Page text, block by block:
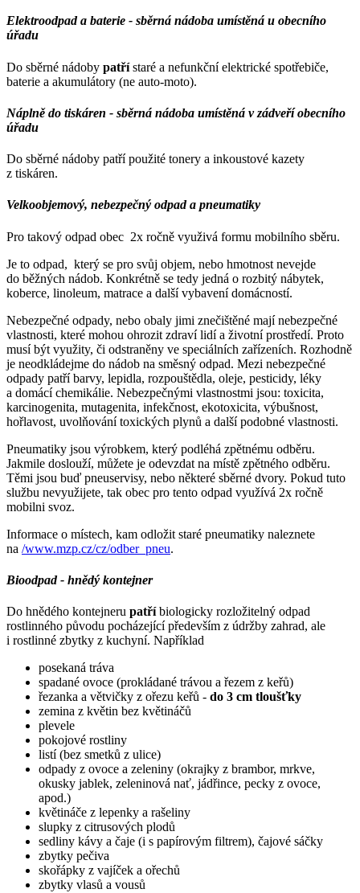
Elektroodpad a baterie - sběrná nádoba umístěná u obecního
úřadu
Do sběrné nádoby patřístaré a nefunkční elektrické spotřebiče,
baterie a akumulátory (ne auto-moto).
Náplně do tiskáren - sběrná nádoba umístěná v zádveří obecního
úřadu
Do sběrné nádoby patří použité tonery a inkoustové kazety
z tiskáren.
Velkoobjemový, nebezpečný odpad a pneumatiky
Pro takový odpad obec 2x ročně využivá formu mobilního sběru.
Je to odpad, který se pro svůj objem, nebo hmotnost nevejde
do běžných nádob. Konkrétně se tedy jedná o rozbitý nábytek,
koberce, linoleum, matrace a další vybavení domácností.
Nebezpečné odpady, nebo obaly jimi znečištěné mají nebezpečné
vlastnosti, které mohou ohrozit zdraví lidí a životní prostředí. Proto
musí být využity, či odstraněny ve speciálních zařízeních. Rozhodně
je neodkládejme do nádob na směsný odpad. Mezi nebezpečné
odpady patří barvy, lepidla, rozpouštědla, oleje, pesticidy, léky
a domácí chemikálie. Nebezpečnými vlastnostmi jsou: toxicita,
karcinogenita, mutagenita, infekčnost, ekotoxicita, výbušnost,
hořlavost, uvolňování toxických plynů a další podobné vlastnosti.
Pneumatiky jsou výrobkem, který podléhá zpětnému odběru.
Jakmile doslouží, můžete je odevzdat na místě zpětného odběru.
Těmi jsou buď pneuservisy, nebo některé sběrné dvory. Pokud tuto
službu nevyužijete, tak obec pro tento odpad využívá 2x ročně
mobilni svoz.
Informace o místech, kam odložit staré pneumatiky naleznete
na /www.mzp.cz/cz/odber_pneu.
Bioodpad - hnědý kontejner
Do hnědého kontejneru patříbiologicky rozložitelný odpad
rostlinného původu pocházející především z údržby zahrad, ale
i rostlinné zbytky z kuchyní. Například
posekaná tráva
spadané ovoce (prokládané trávou a řezem z keřů)
řezanka a větvičky z ořezu keřů - do 3 cm tloušťky
zemina z květin bez květináčů
plevele
pokojové rostliny
listí (bez smetků z ulice)
odpady z ovoce a zeleniny (okrajky z brambor, mrkve,
okusky jablek, zeleninová nať, jádřince, pecky z ovoce,
apod.)
květináče z lepenky a rašeliny
slupky z citrusových plodů
sedliny kávy a čaje (i s papírovým filtrem), čajové sáčky
zbytky pečiva
skořápky z vajíček a ořechů
zbytky vlasů a vousů